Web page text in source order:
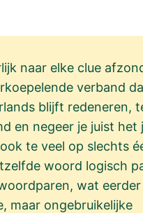
naar elke clue
verband
blijft redeneren,
en negeer je juist het
te veel op slechts
woord logisch
wat
maar ongebruikelijke